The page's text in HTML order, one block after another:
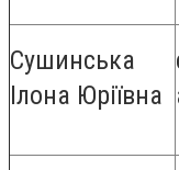
Сушинська
Ілона Юріївна